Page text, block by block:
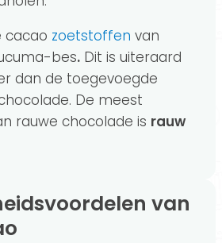
cacao zoetstoffen van
bes. Dit is uiteraard
dan de toegevoegde
De meest
rauwe chocolade is rauw